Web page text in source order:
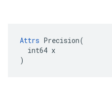
Attrs Precision(
  int64 x
)